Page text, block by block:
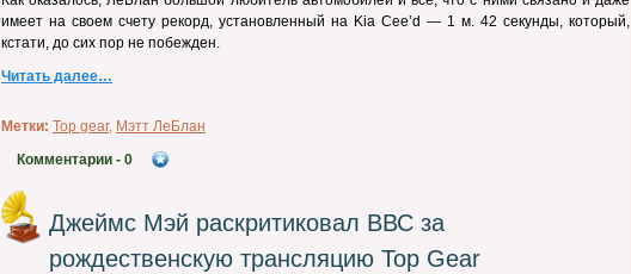
имеет на своем счету рекорд, установленный на Kia Сee’d — 1 м. 42 секунды, который,
кстати, до сих пор не побежден.
Читать далее…
Метки: Top gear, Мэтт ЛеБлан
Комментарии - 0
Джеймс Мэй раскритиковал ВВС за
рождественскую трансляцию Top Gear